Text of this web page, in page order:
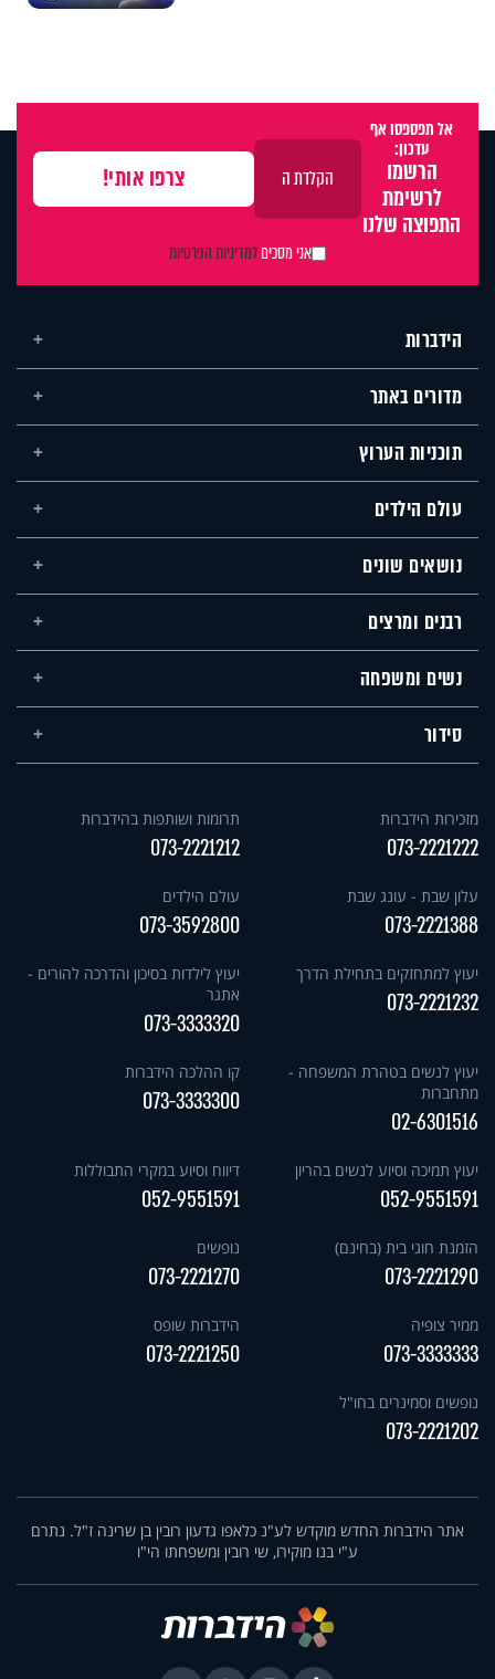
אל תפספסו אף
עדכון:
הרשמו
לרשימת
התפוצה שלנו
אני מסכיםלמדיניות הפרטיות
הידברות
מדורים באתר
תוכניות הערוץ
עולם הילדים
נושאים שונים
רבנים ומרצים
נשים ומשפחה
סידור
מזכירות הידברות
073-2221222
תרומות ושותפות בהידברות
073-2221212
עלון שבת - עונג שבת
073-2221388
עולם הילדים
073-3592800
יעוץ למתחזקים בתחילת הדרך
073-2221232
יעוץ לילדות בסיכון והדרכה להורים -
אתגר
073-3333320
יעוץ לנשים בטהרת המשפחה -
מתחברות
02-6301516
קו ההלכה הידברות
073-3333300
יעוץ תמיכה וסיוע לנשים בהריון
052-9551591
דיווח וסיוע במקרי התבוללות
052-9551591
הזמנת חוגי בית (בחינם)
073-2221290
נופשים
073-2221270
ממיר צופיה
073-3333333
הידברות שופס
073-2221250
נופשים וסמינרים בחו"ל
073-2221202
אתר הידברות החדש מוקדש לע"נ כלאפו גדעון רובין בן שרינה ז"ל. נתרם
ע"י בנו מוקירו, שי רובין ומשפחתו הי"ו